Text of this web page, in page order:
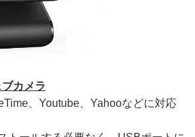
カメラ
、Youtube、Yahooなどに対応